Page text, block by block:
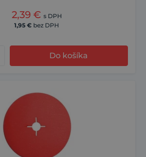
2,39 € s DPH
1,95 € bez DPH
Do košíka